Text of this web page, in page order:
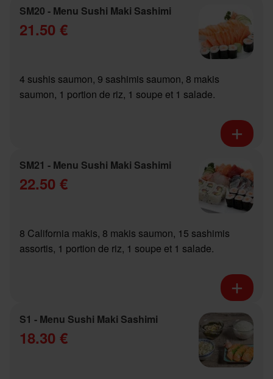
SM20 - Menu Sushi Maki Sashimi
21.50 €
4 sushis saumon, 9 sashimis saumon, 8 makis
saumon, 1 portion de riz, 1 soupe et 1 salade.
SM21 - Menu Sushi Maki Sashimi
22.50 €
8 California makis, 8 makis saumon, 15 sashimis
assortis, 1 portion de riz, 1 soupe et 1 salade.
S1 - Menu Sushi Maki Sashimi
18.30 €